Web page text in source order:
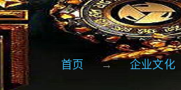
首页 企业文化